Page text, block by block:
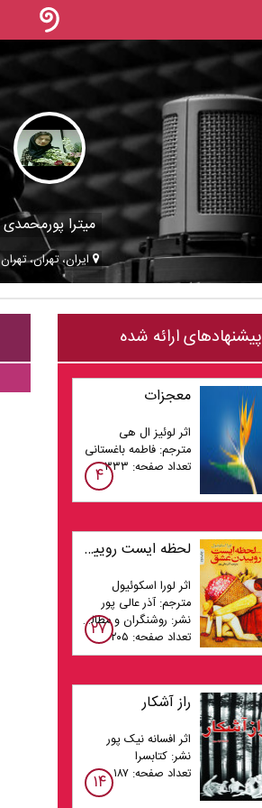
میترا پورمحمدی
ایران، تهران، تهران
پیشنهادهای ارائه شده
معجزات
اثر لوئیز ال هی
مترجم: فاطمه باغستانی
تعداد صفحه: ۳۳۳
۴
لحظه ایست روییدن عشق
اثر لورا اسکوئیول
مترجم: آذر عالی پور
نشر: روشنگران و مطالعات زنان
تعداد صفحه: ۲۰۵
۲۷
راز آشکار
اثر افسانه نیک پور
نشر: کتابسرا
تعداد صفحه: ۱۸۷
۱۴